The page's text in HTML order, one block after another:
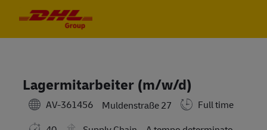
Lagermitarbeiter (m/w/d)
AV-361456 Muldenstraße 27
Full time